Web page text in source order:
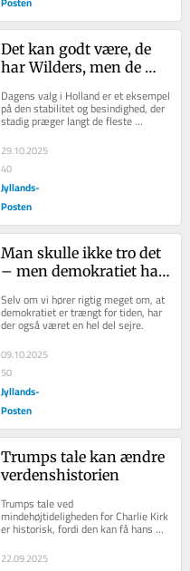
Det kan godt være, de
har Wilders, men de
ikke så vilde
Dagens valg i Holland er et eksempel
på den stabilitet og besindighed, der
stadig præger langt de fleste
vælgere i Europa.
29.10.2025
40
Jyllands-
Posten
Man skulle ikke tro det
– men demokratiet har
senere år
Selv om vi hører rigtig meget om, at
demokratiet er trængt for tiden, har
der også været en hel del sejre.
09.10.2025
50
Jyllands-
Posten
Trumps tale kan ændre
verdenshistorien
Trumps tale ved
mindehøjtideligheden for Charlie Kirk
er historisk, fordi den kan få hans
tilslutning til at styrtdykke
yderligere.
22.09.2025